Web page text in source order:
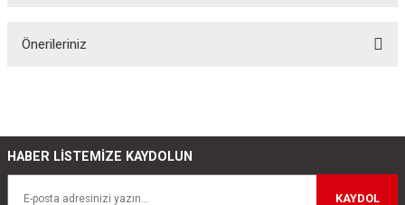
Önerileriniz
Görüş ve önerileriniz için teşekkür ederiz.
HABER LİSTEMİZE KAYDOLUN
KAYDOL